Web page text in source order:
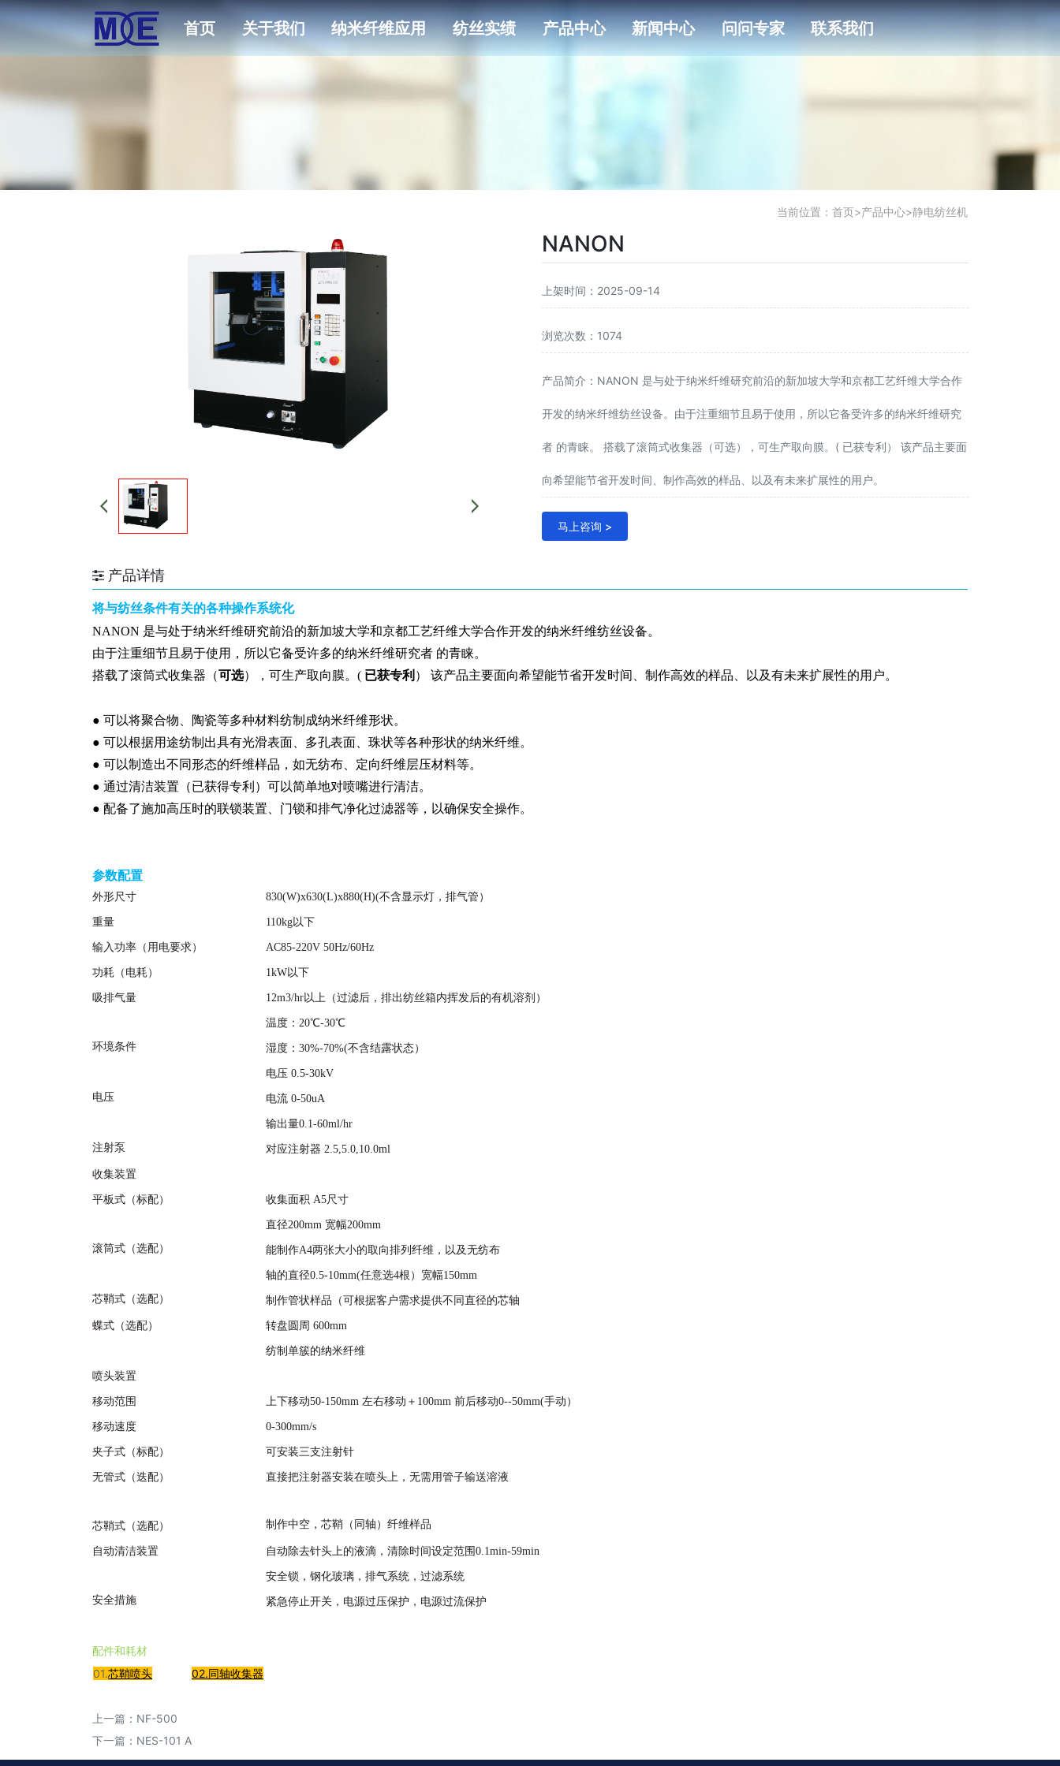
首页 关于我们 纳米纤维应用 纺丝实绩 产品中心 新闻中心 问问专家 联系我们
当前位置： 首页>产品中心>静电纺丝机
NANON
上架时间：2025-09-14
浏览次数：1074
产品简介：NANON 是与处于纳米纤维研究前沿的新加坡大学和京都工艺纤维大学合作
开发的纳米纤维纺丝设备。由于注重细节且易于使用，所以它备受许多的纳米纤维研究
者 的青睐。 搭载了滚筒式收集器（可选），可生产取向膜。( 已获专利） 该产品主要面
向希望能节省开发时间、制作高效的样品、以及有未来扩展性的用户。
马上咨询 >
产品详情
将与纺丝条件有关的各种操作系统化
NANON 是与处于纳米纤维研究前沿的新加坡大学和京都工艺纤维大学合作开发的纳米纤维纺丝设备。
由于注重细节且易于使用，所以它备受许多的纳米纤维研究者 的青睐。
搭载了滚筒式收集器（可选），可生产取向膜。( 已获专利 ） 该产品主要面向希望能节省开发时间、制作高效的样品、以及有未来扩展性的用户。
● 可以将聚合物、陶瓷等多种材料纺制成纳米纤维形状。
● 可以根据用途纺制出具有光滑表面、多孔表面、珠状等各种形状的纳米纤维。
● 可以制造出不同形态的纤维样品，如无纺布、定向纤维层压材料等。
● 通过清洁装置（已获得专利）可以简单地对喷嘴进行清洁。
● 配备了施加高压时的联锁装置、门锁和排气净化过滤器等，以确保安全操作。
参数配置
外形尺寸 830(W)x630(L)x880(H)(不含显示灯，排气管）
重量 110kg以下
输入功率（用电要求） AC85-220V 50Hz/60Hz
功耗（电耗） 1kW以下
吸排气量 12m3/hr以上（过滤后，排出纺丝箱内挥发后的有机溶剂）
环境条件
温度：20℃-30℃
湿度：30%-70%(不含结露状态）
电压
电压 0.5-30kV
电流 0-50uA
注射泵
输出量0.1-60ml/hr
对应注射器 2.5,5.0,10.0ml
收集装置
平板式（标配） 收集面积 A5尺寸
滚筒式（选配）
直径200mm 宽幅200mm
能制作A4两张大小的取向排列纤维，以及无纺布
芯鞘式（选配）
轴的直径0.5-10mm(任意选4根）宽幅150mm
制作管状样品（可根据客户需求提供不同直径的芯轴
蝶式（选配） 转盘圆周 600mm
纺制单簇的纳米纤维
喷头装置
移动范围 上下移动50-150mm 左右移动＋100mm 前后移动0--50mm(手动）
移动速度 0-300mm/s
夹子式（标配） 可安装三支注射针
无管式（迭配） 直接把注射器安装在喷头上，无需用管子输送溶液
芯鞘式（选配） 制作中空，芯鞘（同轴）纤维样品
自动清洁装置 自动除去针头上的液滴，清除时间设定范围0.1min-59min
安全措施
安全锁，钢化玻璃，排气系统，过滤系统
紧急停止开关，电源过压保护，电源过流保护
配件和耗材
01.芯鞘喷头 02.同轴收集器
上一篇： NF-500
下一篇： NES-101 A